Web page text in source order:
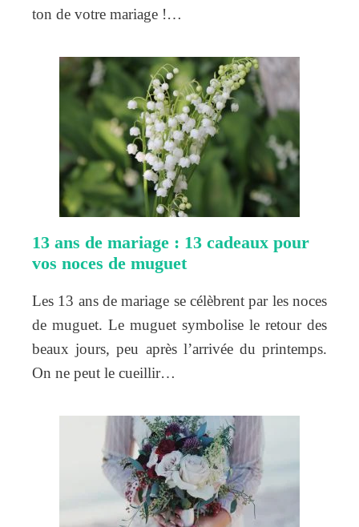
ton de votre mariage !…
13 ans de mariage : 13 cadeaux pour
vos noces de muguet
Les 13 ans de mariage se célèbrent par les noces
de muguet. Le muguet symbolise le retour des
beaux jours, peu après l’arrivée du printemps.
On ne peut le cueillir…